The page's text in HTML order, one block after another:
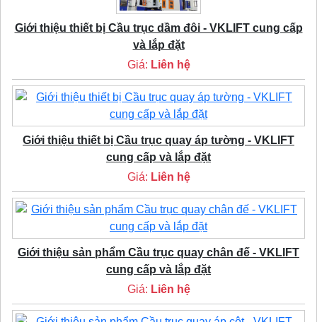
Giới thiệu thiết bị Cầu trục dầm đôi - VKLIFT cung cấp
và lắp đặt
Giá: Liên hệ
Giới thiệu thiết bị Cầu trục quay áp tường - VKLIFT
cung cấp và lắp đặt
Giá: Liên hệ
Giới thiệu sản phẩm Cầu trục quay chân đế - VKLIFT
cung cấp và lắp đặt
Giá: Liên hệ